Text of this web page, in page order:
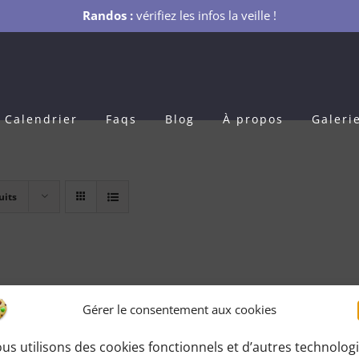
Randos : vérifiez les infos la veille !
Gérer le consentement aux cookies
utilisons des cookies fonctionnels et d’autres
Calendrier Faqs Blog À propos